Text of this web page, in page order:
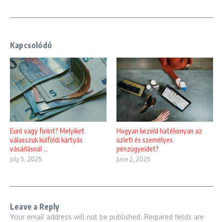
Kapcsolódó
Euró vagy forint? Melyiket
válasszuk külföldi kártyás
vásárlásnál ...
July 5, 2025
Hogyan kezeld hatékonyan az
üzleti és személyes
pénzügyeidet?
June 2, 2025
Leave a Reply
Your email address will not be published. Required fields are